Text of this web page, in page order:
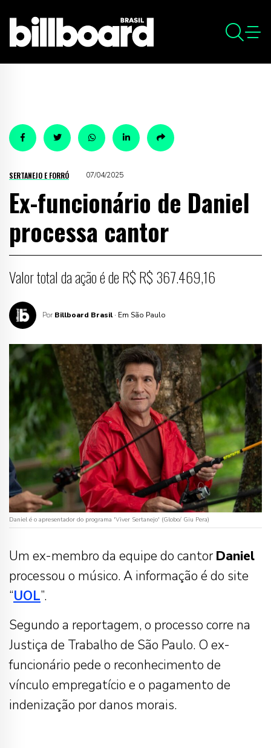
SERTANEJO E FORRÓ 07/04/2025
Ex-funcionário de Daniel
processa cantor
Valor total da ação é de R$ R$ 367.469,16
Por Billboard Brasil · Em São Paulo
Daniel é o apresentador do programa 'Viver Sertanejo' (Globo/ Giu Pera)
Um ex-membro da equipe do cantor Daniel
processou o músico. A informação é do site
“UOL”.
Segundo a reportagem, o processo corre na
Justiça de Trabalho de São Paulo. O ex-
funcionário pede o reconhecimento de
vínculo empregatício e o pagamento de
indenização por danos morais.